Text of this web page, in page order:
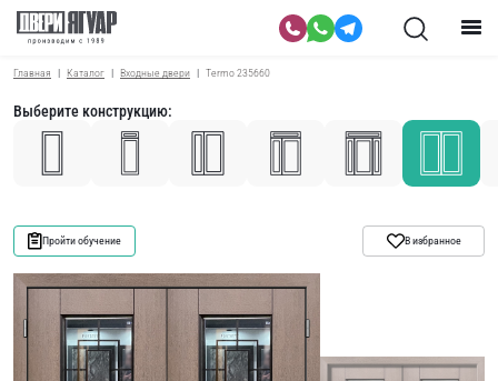
Главная Каталог Входные двери Termo 235660
Выберите конструкцию:
Пройти обучение В избранное